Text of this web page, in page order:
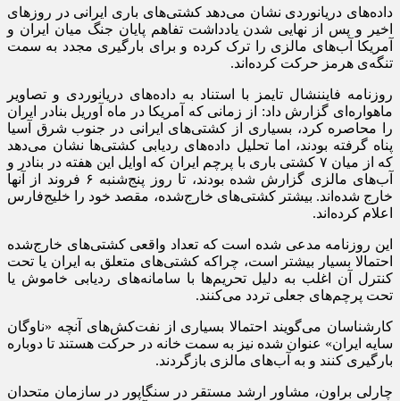
داده‌های دریانوردی نشان می‌دهد کشتی‌های باری ایرانی در روز‌های
اخیر و پس از نهایی شدن یادداشت تفاهم پایان جنگ میان ایران و
آمریکا آب‌های مالزی را ترک کرده و برای بارگیری مجدد به سمت
تنگه‌ی هرمز حرکت کرده‌اند.
روزنامه فایننشال تایمز با استناد به داده‌های دریانوردی و تصاویر
ماهواره‌ای گزارش داد: از زمانی که آمریکا در ماه آوریل بنادر ایران
را محاصره کرد، بسیاری از کشتی‌های ایرانی در جنوب شرق آسیا
پناه گرفته بودند، اما تحلیل داده‌های ردیابی کشتی‌ها نشان می‌دهد
که از میان ۷ کشتی باری با پرچم ایران که اوایل این هفته در بنادر و
آب‌های مالزی گزارش شده بودند، تا روز پنج‌شنبه ۶ فروند از آنها
خارج شده‌اند. بیشتر کشتی‌های خارج‌شده، مقصد خود را خلیج‌فارس
اعلام کرده‌اند.
این روزنامه مدعی شده است که تعداد واقعی کشتی‌های خارج‌شده
احتمالا بسیار بیشتر است، چراکه کشتی‌های متعلق به ایران یا تحت
کنترل آن اغلب به دلیل تحریم‌ها با سامانه‌های ردیابی خاموش یا
تحت پرچم‌های جعلی تردد می‌کنند.
کارشناسان می‌گویند احتمالا بسیاری از نفت‌کش‌های آنچه «ناوگان
سایه ایران» عنوان شده نیز به سمت خانه در حرکت هستند تا دوباره
بارگیری کنند و به آب‌های مالزی بازگردند.
چارلی براون، مشاور ارشد مستقر در سنگاپور در سازمان متحدان